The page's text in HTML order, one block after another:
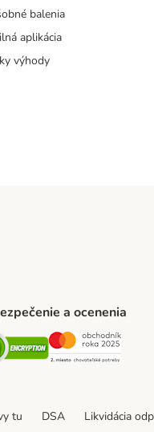
balenia
aplikácia
výhody
a ocenenia
Security Security
tu DSA Likvidácia